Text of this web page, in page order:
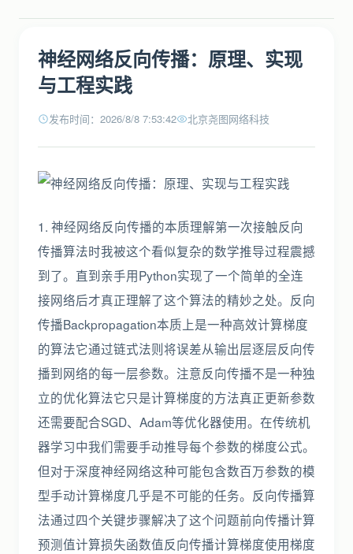
神经网络反向传播：原理、实现
与工程实践
发布时间：2026/8/8 7:53:42 北京尧图网络科技
1. 神经网络反向传播的本质理解第一次接触反向
传播算法时我被这个看似复杂的数学推导过程震撼
到了。直到亲手用Python实现了一个简单的全连
接网络后才真正理解了这个算法的精妙之处。反向
传播Backpropagation本质上是一种高效计算梯度
的算法它通过链式法则将误差从输出层逐层反向传
播到网络的每一层参数。注意反向传播不是一种独
立的优化算法它只是计算梯度的方法真正更新参数
还需要配合SGD、Adam等优化器使用。在传统机
器学习中我们需要手动推导每个参数的梯度公式。
但对于深度神经网络这种可能包含数百万参数的模
型手动计算梯度几乎是不可能的任务。反向传播算
法通过四个关键步骤解决了这个问题前向传播计算
预测值计算损失函数值反向传播计算梯度使用梯度